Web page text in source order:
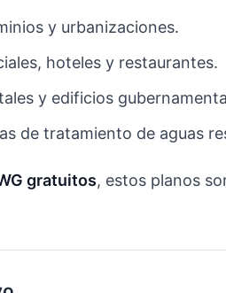
y urbanizaciones.
hoteles y restaurantes.
y edificios
de tratamiento de aguas
gratuitos, estos planos